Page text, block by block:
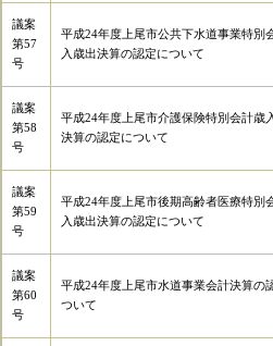
議案
第57
号
平成24年度上尾市公共下水道事業特別
入歳出決算の認定について
議案
第58
号
平成24年度上尾市介護保険特別会計歳
決算の認定について
議案
第59
号
平成24年度上尾市後期高齢者医療特別
入歳出決算の認定について
議案
第60
号
平成24年度上尾市水道事業会計決算の
ついて